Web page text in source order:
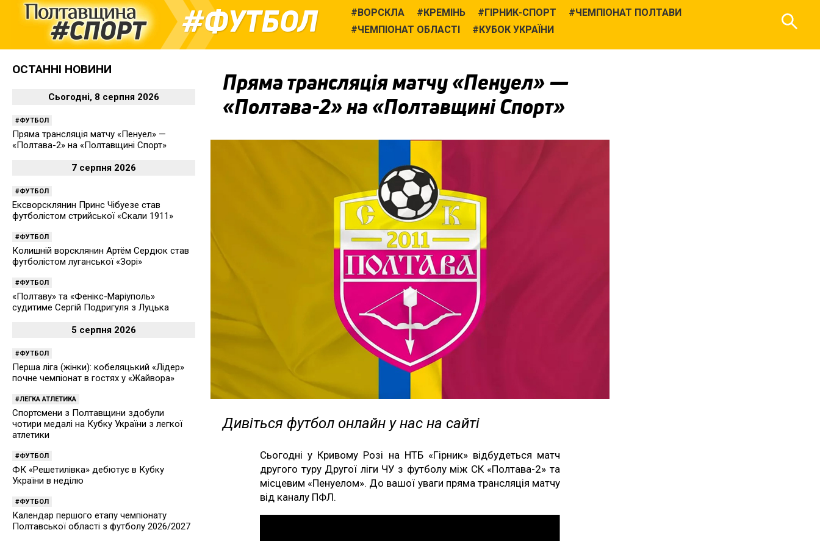
ФУТБОЛ ВОРСКЛА КРЕМІНЬ ГІРНИК-СПОРТ
ЧЕМПІОНАТ ПОЛТАВИ
ЧЕМПІОНАТ ОБЛАСТІ
КУБОК УКРАЇНИ
Пряма трансляція матчу «Пенуел» —
«Полтава-2» на «Полтавщині Спорт»
Дивіться футбол онлайн у нас на сайті
Сьогодні у Кривому Розі на НТБ «Гірник» відбудеться матч
другого туру Другої ліги ЧУ з футболу між СК «Полтава-2» та
місцевим «Пенуелом». До вашої уваги пряма трансляція матчу
від каналу ПФЛ.
ОСТАННІ НОВИНИ
Сьогодні, 8 серпня 2026
ФУТБОЛ
Пряма трансляція матчу «Пенуел» —
«Полтава-2» на «Полтавщині Спорт»
7 серпня 2026
ФУТБОЛ
Ексворсклянин Принс Чібуезе став
футболістом стрийської «Скали 1911»
ФУТБОЛ
Колишній ворсклянин Артём Сердюк став
футболістом луганської «Зорі»
ФУТБОЛ
«Полтаву» та «Фенікс-Маріуполь»
судитиме Сергій Подригуля з Луцька
5 серпня 2026
ФУТБОЛ
Перша ліга (жінки): кобеляцький «Лідер»
почне чемпіонат в гостях у «Жайвора»
ЛЕГКА АТЛЕТИКА
Спортсмени з Полтавщини здобули
чотири медалі на Кубку України з легкої
атлетики
ФУТБОЛ
ФК «Решетилівка» дебютує в Кубку
України в неділю
ФУТБОЛ
Календар першого етапу чемпіонату
Полтавської області з футболу 2026/2027